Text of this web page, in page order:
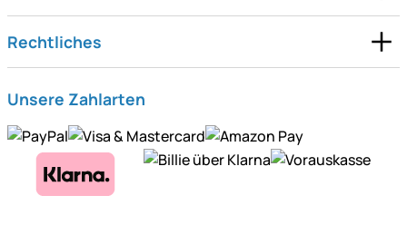
Rechtliches
Unsere Zahlarten